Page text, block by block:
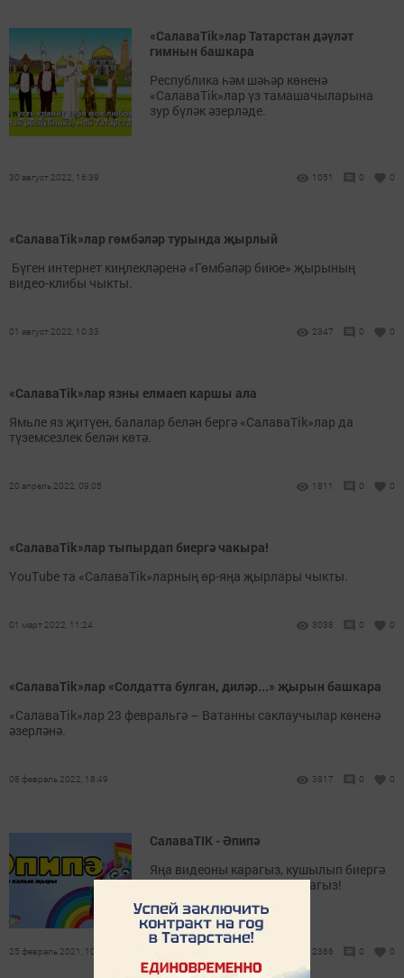
«СалаваTik»лар Татарстан дәүләт
гимнын башкара
Республика һәм шәһәр көненә
«СалаваTik»лар үз тамашачыларына
зур бүләк әзерләде.
30 август 2022, 16:39 1051 0 0
«СалаваTik»лар гөмбәләр турында җырлый
Бүген интернет киңлекләренә «Гөмбәләр биюе» җырының
видео-клибы чыкты.
01 август 2022, 10:33 2347 0 0
«СалаваTik»лар язны елмаеп каршы ала
Ямьле яз җитүен, балалар белән бергә «СалаваTik»лар да
түземсезлек белән көтә.
20 апрель 2022, 09:05 1811 0 0
«СалаваTik»лар тыпырдап биергә чакыра!
YouTube та «СалаваTik»ларның өр-яңа җырлары чыкты.
01 март 2022, 11:24 3038 0 0
«СалаваTik»лар «Солдатта булган, диләр...» җырын башкара
«СалаваTik»лар 23 февральгә – Ватанны саклаучылар көненә
әзерләнә.
08 февраль 2022, 18:49 3817 0 0
СалаваTIK - Әпипә
Яңа видеоны карагыз, кушылып биергә
һәм лайклар куярга онытмагыз!
25 февраль 2021, 10:41 2366 0 0